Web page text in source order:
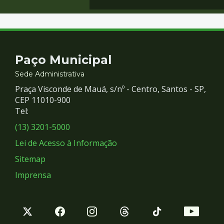
Contato
e
Redes
Sociais
Paço Municipal
Sede Administrativa
Praça Visconde de Mauá, s/nº - Centro, Santos - SP,
CEP 11010-900
Tel:
(13) 3201-5000
Lei de Acesso à Informação
Sitemap
Imprensa